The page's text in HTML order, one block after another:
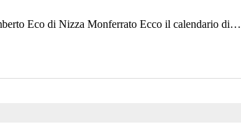
Eco di Nizza Monferrato Ecco il calendario di…